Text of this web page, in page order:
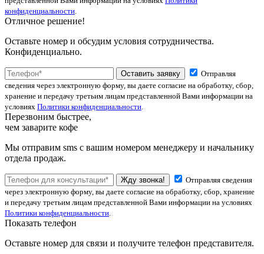
конфиденциальности.
Отличное решение!
Оставьте номер и обсудим условия сотрудничества.
Конфиденциально.
Оставить заявку
Отправляя
сведения через электронную форму, вы даете согласие на обработку, сбор,
хранение и передачу третьим лицам представленной Вами информации на
условиях Политики конфиденциальности.
Перезвоним быстрее,
чем заварите кофе
Мы отправим sms с вашим номером менеджеру и начальнику
отдела продаж.
Жду звонка!
Отправляя сведения
через электронную форму, вы даете согласие на обработку, сбор, хранение
и передачу третьим лицам представленной Вами информации на условиях
Политики конфиденциальности.
Показать телефон
Оставьте номер для связи и получите телефон представителя.